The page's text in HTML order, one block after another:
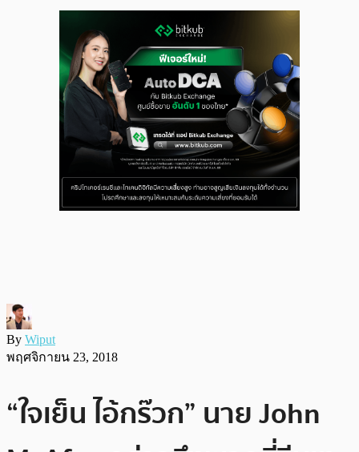
By Wiput
พฤศจิกายน 23, 2018
“ใจเย็น ไอ้กร๊วก” นาย John